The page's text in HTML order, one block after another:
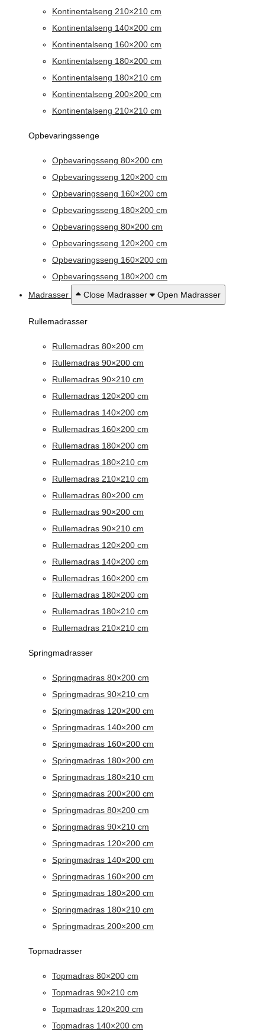
Kontinentalseng 210×210 cm
Kontinentalseng 140×200 cm
Kontinentalseng 160×200 cm
Kontinentalseng 180×200 cm
Kontinentalseng 180×210 cm
Kontinentalseng 200×200 cm
Kontinentalseng 210×210 cm
Opbevaringssenge
Opbevaringsseng 80×200 cm
Opbevaringsseng 120×200 cm
Opbevaringsseng 160×200 cm
Opbevaringsseng 180×200 cm
Opbevaringsseng 80×200 cm
Opbevaringsseng 120×200 cm
Opbevaringsseng 160×200 cm
Opbevaringsseng 180×200 cm
Madrasser
Close Madrasser Open Madrasser
Rullemadrasser
Rullemadras 80×200 cm
Rullemadras 90×200 cm
Rullemadras 90×210 cm
Rullemadras 120×200 cm
Rullemadras 140×200 cm
Rullemadras 160×200 cm
Rullemadras 180×200 cm
Rullemadras 180×210 cm
Rullemadras 210×210 cm
Rullemadras 80×200 cm
Rullemadras 90×200 cm
Rullemadras 90×210 cm
Rullemadras 120×200 cm
Rullemadras 140×200 cm
Rullemadras 160×200 cm
Rullemadras 180×200 cm
Rullemadras 180×210 cm
Rullemadras 210×210 cm
Springmadrasser
Springmadras 80×200 cm
Springmadras 90×210 cm
Springmadras 120×200 cm
Springmadras 140×200 cm
Springmadras 160×200 cm
Springmadras 180×200 cm
Springmadras 180×210 cm
Springmadras 200×200 cm
Springmadras 80×200 cm
Springmadras 90×210 cm
Springmadras 120×200 cm
Springmadras 140×200 cm
Springmadras 160×200 cm
Springmadras 180×200 cm
Springmadras 180×210 cm
Springmadras 200×200 cm
Topmadrasser
Topmadras 80×200 cm
Topmadras 90×210 cm
Topmadras 120×200 cm
Topmadras 140×200 cm